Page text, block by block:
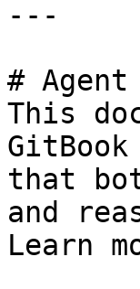
---
#
This
that
and
Learn